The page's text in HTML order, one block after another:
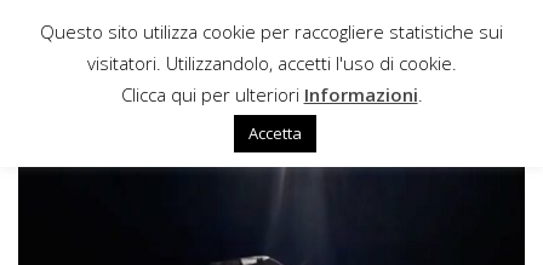
Sotto il contenuto
BOOST-GLIDE
Questo sito utilizza cookie per raccogliere statistiche sui
visitatori. Utilizzandolo, accetti l'uso di cookie.
Clicca qui per ulteriori Informazioni
Accetta